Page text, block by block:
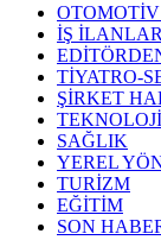
İŞ
TİYATRO-
ŞİRKET
TEKNOLOJİ
SAĞLIK
YEREL
TURİZM
EĞİTİM
SON